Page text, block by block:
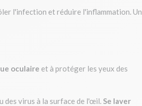
l'infection et réduire l'inflammation. Un
oculaire et à protéger les yeux des
des virus à la surface de l'œil. Se laver